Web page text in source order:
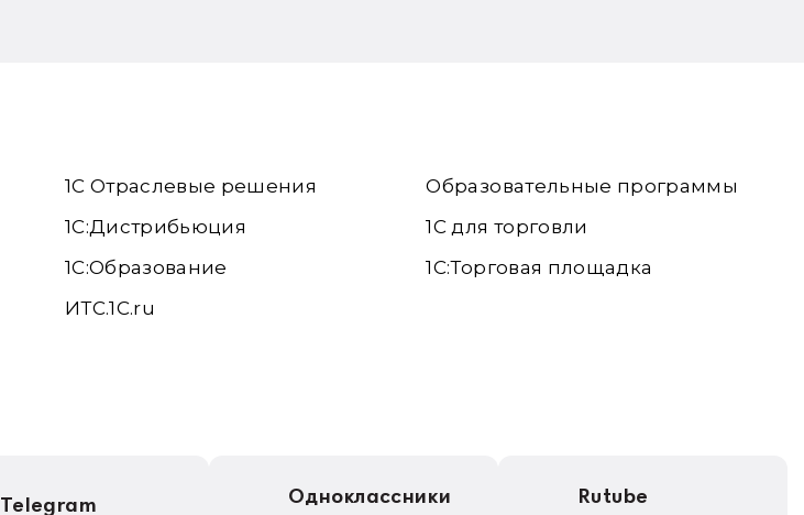
1С Отраслевые решения
1С:Дистрибьюция
1С:Образование
ИТС.1C.ru
Образовательные программы
1С для торговли
1С:Торговая площадка
Telegram Одноклассники Rutube